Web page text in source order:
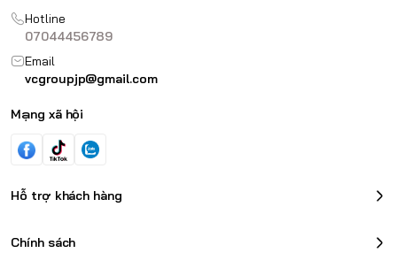
Hotline
07044456789
Email
vcgroupjp@gmail.com
Mạng xã hội
Hỗ trợ khách hàng
Chính sách